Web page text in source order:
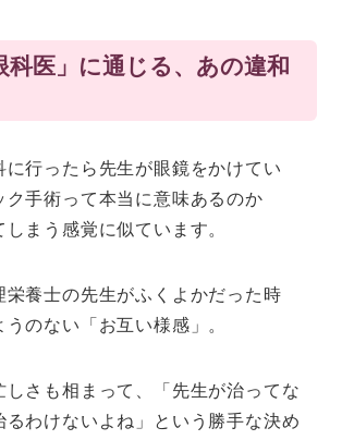
科医」に通じる、あの違和
に行ったら先生が眼鏡をかけてい
ク手術って本当に意味あるのか
まう感覚に似ています。
栄養士の先生がふくよかだった時
のない「お互い様感」。
しさも相まって、「先生が治ってな
るわけないよね」という勝手な決め